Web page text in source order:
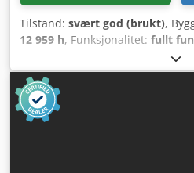
Tilstand: svært god (brukt),
12 959 h, Funksjonalitet: fullt
500
akse:450 mm, spindelhastighet
total høyde:
lengde:
mm, bordbelastning: